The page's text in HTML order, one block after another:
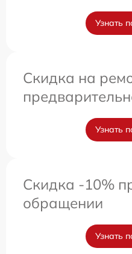
Узнать
Скидка на
Узнать
Скидка -10%
обращении
Узнать